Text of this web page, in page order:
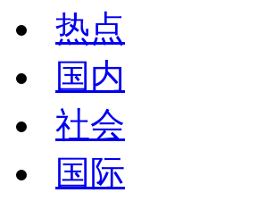
热点
国内
社会
国际